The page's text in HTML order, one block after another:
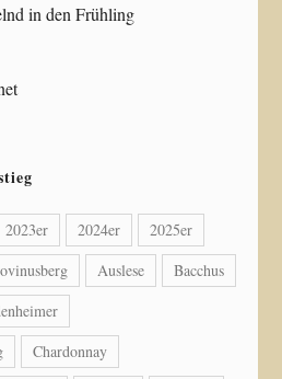
in den Frühling
2023er 2024er
2025er
Auslese
Bacchus
Chardonnay